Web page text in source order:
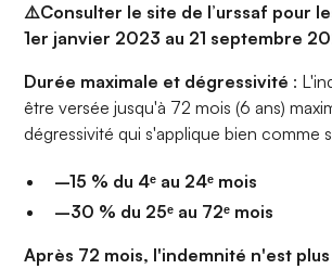
⚠️Consulter le site de l’urssaf pour
1er janvier 2023 au 21 septembre
Durée maximale et dégressivité :
être versée jusqu'à 72 mois (6 ans)
dégressivité qui s'applique bien comme
–15 % du 4ᵉ au 24ᵉ mois
–30 % du 25ᵉ au 72ᵉ mois
Après 72 mois, l'indemnité n'est